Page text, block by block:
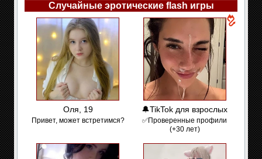
Случайные эротические flash игры
Оля, 19
Привет, может встретимся?
🔔TikTok для взрослых
✅Проверенные профили
(+30 лет)